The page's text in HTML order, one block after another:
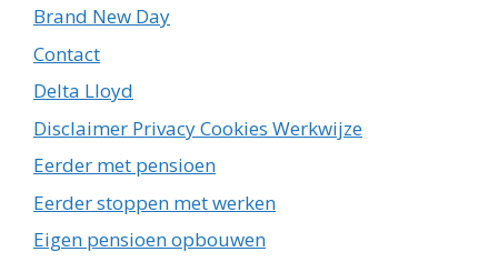
Brand New Day
Contact
Delta Lloyd
Disclaimer Privacy Cookies Werkwijze
Eerder met pensioen
Eerder stoppen met werken
Eigen pensioen opbouwen